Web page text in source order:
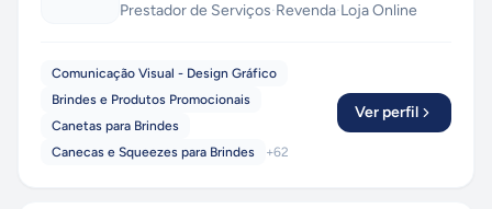
Prestador de Serviços·Revenda·Loja Online
Comunicação Visual - Design Gráfico
Brindes e Produtos Promocionais
Canetas para Brindes
Canecas e Squeezes para Brindes
+62
Ver perfil